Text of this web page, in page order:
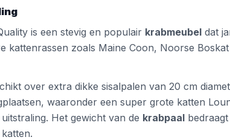
is een stevig en populair krabmeubel dat
kattenrassen zoals Maine Coon, Noorse
over extra dikke sisalpalen van 20 cm
waaronder een super grote katten
Het gewicht van de krabpaal